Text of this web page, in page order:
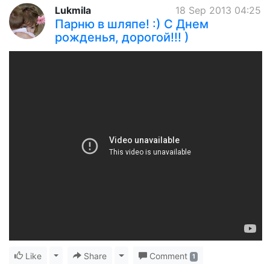
18 Sep 2013 04:25
Lukmila
Парню в шляпе! :) C Днем
рожденья, дорогой!!! )
Like Toggle Dropdown
Share Toggle Dropdown
Comment 1